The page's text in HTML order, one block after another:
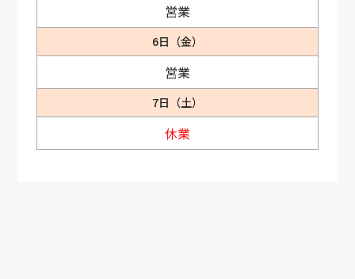
営業
6日（金）
営業
7日（土）
休業